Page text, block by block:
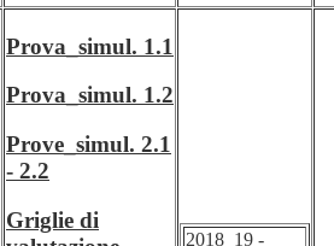
Prova_simul. 1.1
Prova_simul. 1.2
Prove_simul. 2.1
- 2.2
Griglie di
2018_19 -